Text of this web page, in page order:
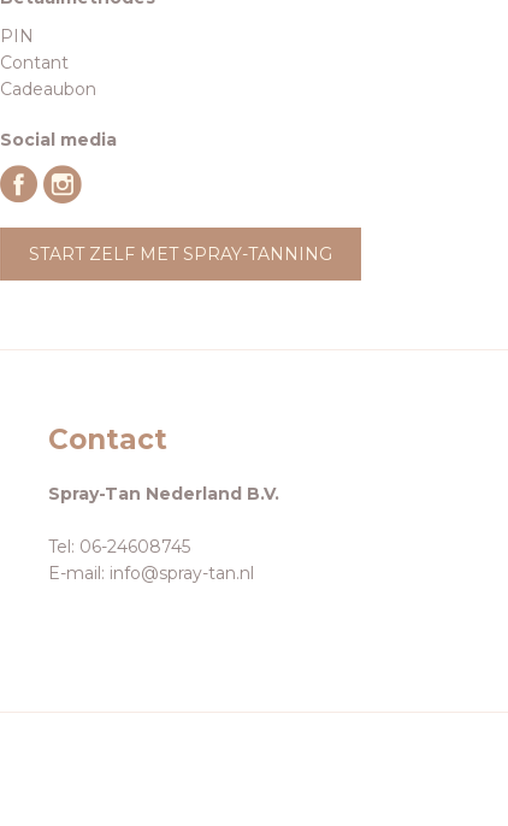
PIN
Contant
Cadeaubon
Social media
START ZELF MET SPRAY-TANNING
Contact
Spray-Tan Nederland B.V.
Tel: 06-24608745
E-mail: info@spray-tan.nl